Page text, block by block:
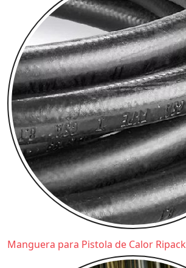
Manguera para Pistola de Calor Ripack